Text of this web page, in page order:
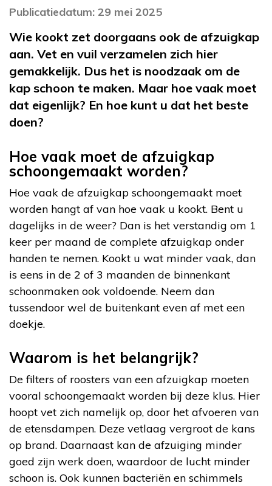
Publicatiedatum: 29 mei 2025
Wie kookt zet doorgaans ook de afzuigkap
aan. Vet en vuil verzamelen zich hier
gemakkelijk. Dus het is noodzaak om de
kap schoon te maken. Maar hoe vaak moet
dat eigenlijk? En hoe kunt u dat het beste
doen?
Hoe vaak moet de afzuigkap
schoongemaakt worden?
Hoe vaak de afzuigkap schoongemaakt moet
worden hangt af van hoe vaak u kookt. Bent u
dagelijks in de weer? Dan is het verstandig om 1
keer per maand de complete afzuigkap onder
handen te nemen. Kookt u wat minder vaak, dan
is eens in de 2 of 3 maanden de binnenkant
schoonmaken ook voldoende. Neem dan
tussendoor wel de buitenkant even af met een
doekje.
Waarom is het belangrijk?
De filters of roosters van een afzuigkap moeten
vooral schoongemaakt worden bij deze klus. Hier
hoopt vet zich namelijk op, door het afvoeren van
de etensdampen. Deze vetlaag vergroot de kans
op brand. Daarnaast kan de afzuiging minder
goed zijn werk doen, waardoor de lucht minder
schoon is. Ook kunnen bacteriën en schimmels